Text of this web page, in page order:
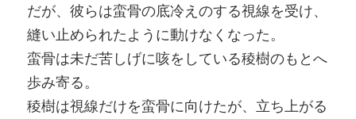
だが、彼らは蛮骨の底冷えのする視線を受け、
縫い止められたように動けなくなった。
蛮骨は未だ苦しげに咳をしている稜樹のもとへ
歩み寄る。
稜樹は視線だけを蛮骨に向けたが、立ち上がる